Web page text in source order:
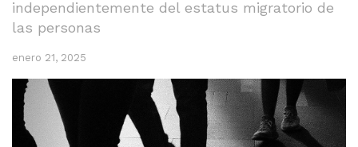
independientemente del estatus migratorio de
las personas
enero 21, 2025